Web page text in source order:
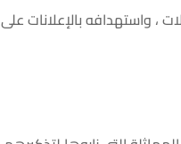
واستهدافه بالإعلانات على